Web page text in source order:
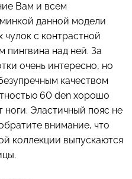
Вам и всем
данной модели
чулок с контрастной
пингвина над ней. За
очень интересно, но
качеством
60 den хорошо
ноги. Эластичный пояс не
внимание, что
коллекции выпускаются
Велосипедки с высокой
талией TRACKS 01
(черный) Giulia
275 грн.